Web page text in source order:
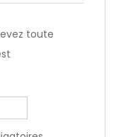
toute